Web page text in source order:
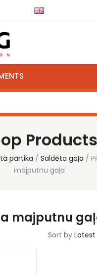
Products
pārtika Saldēta gaļa
majputnu gaļa
majputnu
Sort by